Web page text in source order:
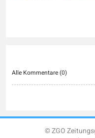
Alle Kommentare (0)
© ZGO